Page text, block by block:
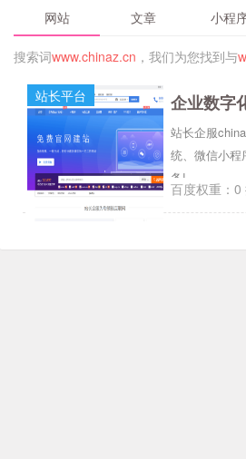
网站 文章 小程
搜索词www.chinaz.cn ，我们为您找到与
站长平台 企业数字
站长企服
统、微信小程
务!
百度权重：0